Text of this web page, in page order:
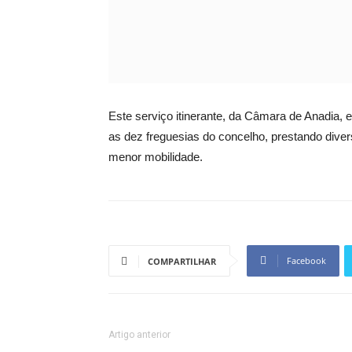
Este serviço itinerante, da Câmara de Anadia,
as dez freguesias do concelho, prestando
menor mobilidade.
COMPARTILHAR Facebook
Artigo anterior